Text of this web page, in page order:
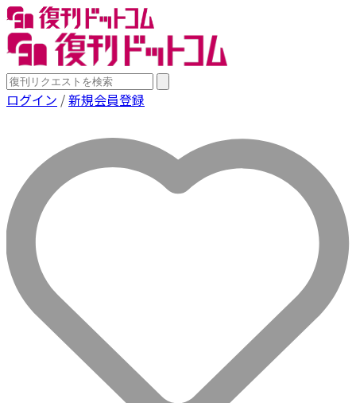
ログイン /新規会員登録